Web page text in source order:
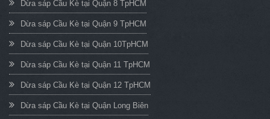
Dừa sáp Cầu Kè tại Quận 8 TpHCM
Dừa sáp Cầu Kè tại Quận 9 TpHCM
Dừa sáp Cầu Kè tại Quận 10TpHCM
Dừa sáp Cầu Kè tại Quận 11 TpHCM
Dừa sáp Cầu Kè tại Quận 12 TpHCM
Dừa sáp Cầu Kè tại Quận Long Biên